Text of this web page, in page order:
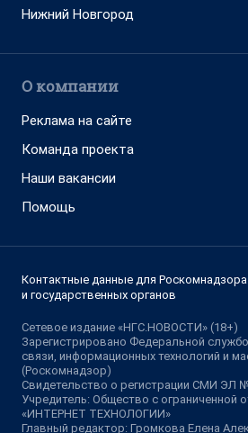
Нижний Новгород
О компании
Реклама на сайте
Команда проекта
Наши вакансии
Помощь
Контактные данные для Роскомнадзора
и государственных органов
Сетевое издание «НГС.НОВОСТИ» (18+)
Зарегистрировано Федеральной
связи, информационных технологий и
(Роскомнадзор)
Свидетельство о регистрации СМИ ЭЛ
Учредитель: Общество с ограниченной
«ИНТЕРНЕТ ТЕХНОЛОГИИ»
Главный редактор: Громкова Елена